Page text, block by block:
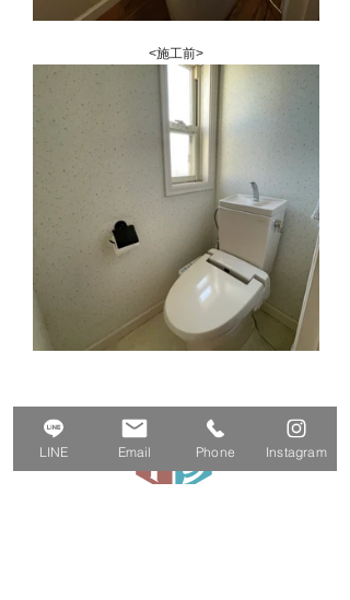
<施工前>
LINE Email Phone Instagram